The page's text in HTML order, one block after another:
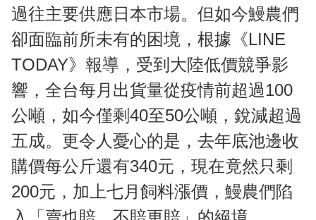
u
t
e
過往主要供應日本市場。但如今鰻農們
卻面臨前所未有的困境，根據《LINE
TODAY》報導，受到大陸低價競爭影
響，全台每月出貨量從疫情前超過100
公噸，如今僅剩40至50公噸，銳減超過
五成。更令人憂心的是，去年底池邊收
購價每公斤還有340元，現在竟然只剩
200元，加上七月飼料漲價，鰻農們陷